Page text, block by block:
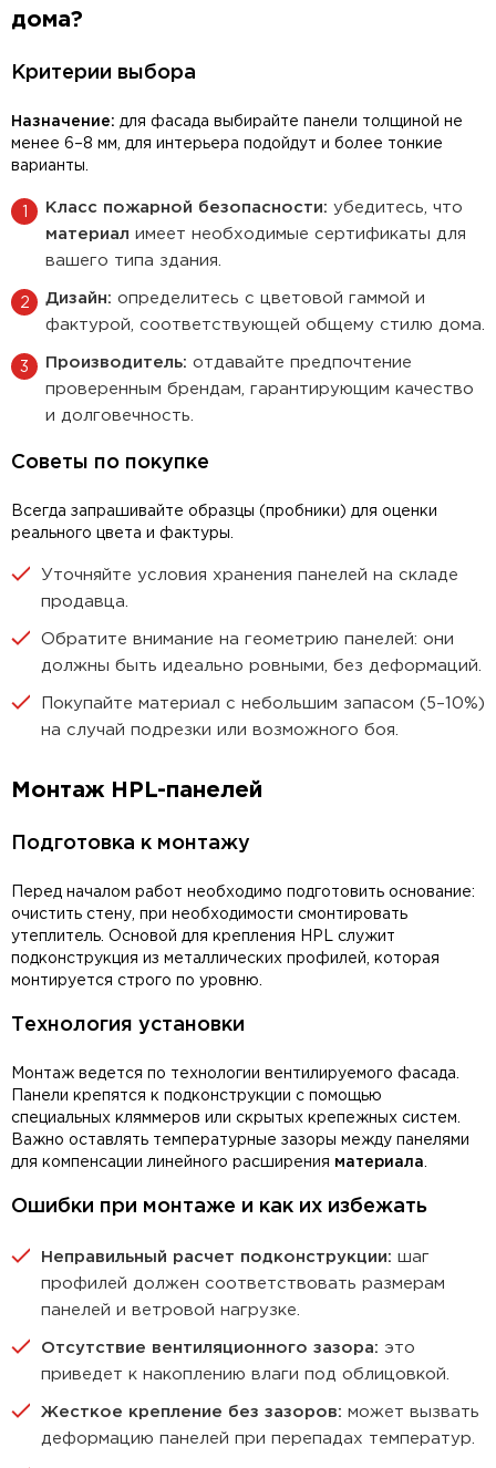
дома?
Критерии выбора
Назначение: для фасада выбирайте панели толщиной не
менее 6–8 мм, для интерьера подойдут и более тонкие
варианты.
Класс пожарной безопасности: убедитесь, что
материал имеет необходимые сертификаты для
вашего типа здания.
Дизайн: определитесь с цветовой гаммой и
фактурой, соответствующей общему стилю дома.
Производитель: отдавайте предпочтение
проверенным брендам, гарантирующим качество
и долговечность.
Советы по покупке
Всегда запрашивайте образцы (пробники) для оценки
реального цвета и фактуры.
Уточняйте условия хранения панелей на складе
продавца.
Обратите внимание на геометрию панелей: они
должны быть идеально ровными, без деформаций.
Покупайте материал с небольшим запасом (5–10%)
на случай подрезки или возможного боя.
Монтаж HPL-панелей
Подготовка к монтажу
Перед началом работ необходимо подготовить основание:
очистить стену, при необходимости смонтировать
утеплитель. Основой для крепления HPL служит
подконструкция из металлических профилей, которая
монтируется строго по уровню.
Технология установки
Монтаж ведется по технологии вентилируемого фасада.
Панели крепятся к подконструкции с помощью
специальных кляммеров или скрытых крепежных систем.
Важно оставлять температурные зазоры между панелями
для компенсации линейного расширения материала
Ошибки при монтаже и как их избежать
Неправильный расчет подконструкции: шаг
профилей должен соответствовать размерам
панелей и ветровой нагрузке.
Отсутствие вентиляционного зазора: это
приведет к накоплению влаги под облицовкой.
Жесткое крепление без зазоров: может вызвать
деформацию панелей при перепадах температур.